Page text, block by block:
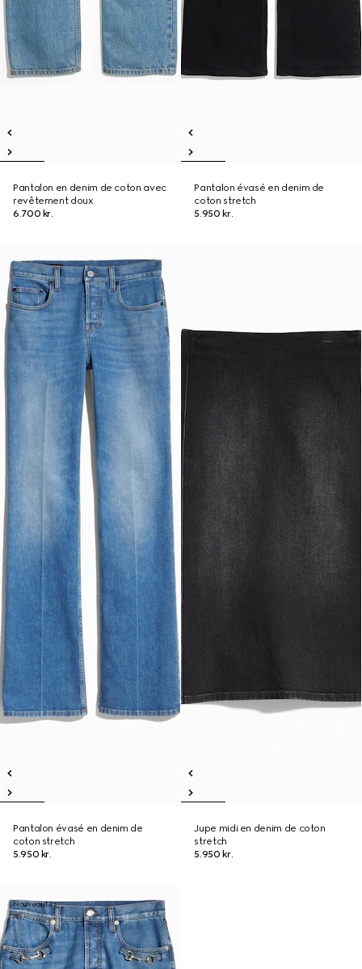
Pantalon en denim de coton avec
revêtement doux
6.700 kr.
Pantalon évasé en denim de
coton stretch
5.950 kr.
Pantalon évasé en denim de
coton stretch
5.950 kr.
Jupe midi en denim de coton
stretch
5.950 kr.
Nouveautés